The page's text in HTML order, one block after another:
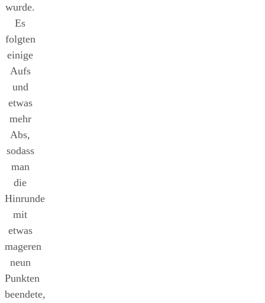
wurde.
Es
folgten
einige
Aufs
und
etwas
mehr
Abs,
sodass
man
die
Hinrunde
mit
etwas
mageren
neun
Punkten
beendete,